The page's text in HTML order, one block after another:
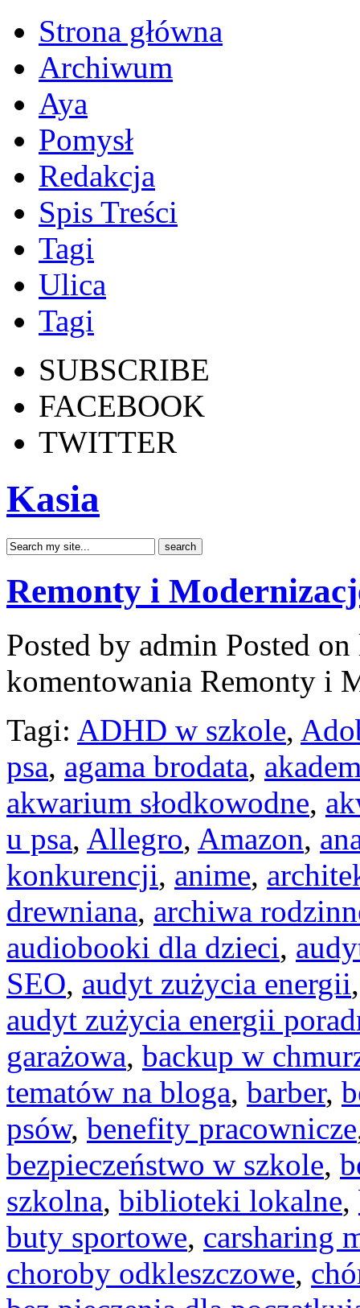
Strona główna
Archiwum
Aya
Pomysł
Redakcja
Spis Treści
Tagi
Ulica
Tagi
SUBSCRIBE
FACEBOOK
TWITTER
Kasia
Remonty i
Posted by admin Posted
komentowania Remonty i
Tagi: ADHD w szkole,
psa, agama brodata,
akwarium słodkowodne,
u psa, Allegro, Amazon,
konkurencji, anime,
drewniana, archiwa
audiobooki dla dzieci,
SEO, audyt zużycia energii
audyt zużycia energii
garażowa, backup w
tematów na bloga, barber,
psów, benefity pracownicze
bezpieczeństwo w szkole,
szkolna, biblioteki lokalne,
buty sportowe, carsharing
choroby odkleszczowe,